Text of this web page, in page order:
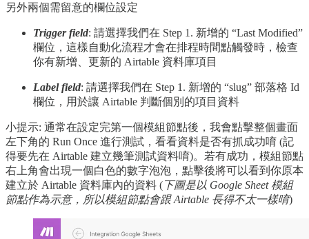
另外兩個需留意的欄位設定
Trigger field: 請選擇我們在 Step 1. 新增的 “Last Modified”
欄位，這樣自動化流程才會在排程時間點觸發時，檢查
你有新增、更新的 Airtable 資料庫項目
Label field: 請選擇我們在 Step 1. 新增的 “slug” 部落格 Id
欄位，用於讓 Airtable 判斷個別的項目資料
小提示: 通常在設定完第一個模組節點後，我會點擊整個畫面
左下角的 Run Once 進行測試，看看資料是否有抓成功唷 (記
得要先在 Airtable 建立幾筆測試資料唷)。若有成功，模組節點
右上角會出現一個白色的數字泡泡，點擊後將可以看到你原本
建立於 Airtable 資料庫內的資料 (下圖是以 Google Sheet 模組
節點作為示意，所以模組節點會跟 Airtable 長得不太一樣唷)